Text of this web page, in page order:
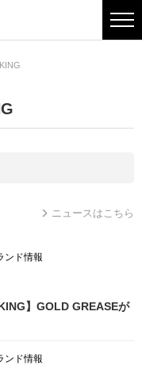
ニュースはこちら
ンド情報
】GOLD GREASEが
ンド情報